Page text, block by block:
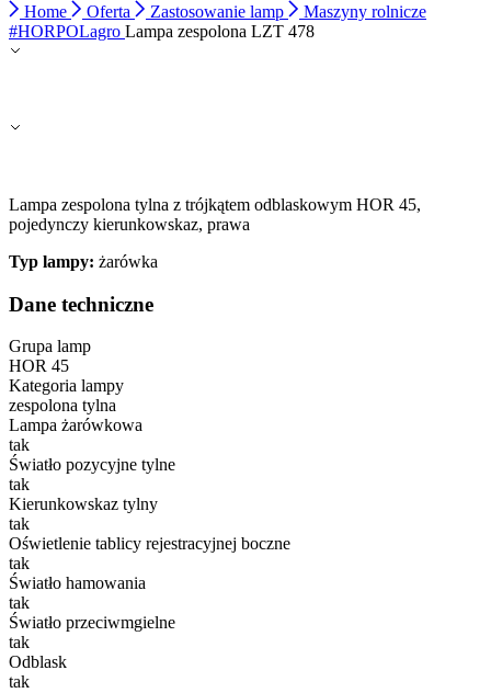
Home
Oferta Zastosowanie lamp
Maszyny rolnicze
#HORPOLagro Lampa zespolona LZT 478
Lampa zespolona tylna z trójkątem odblaskowym HOR 45,
pojedynczy kierunkowskaz, prawa
Typ lampy: żarówka
Dane techniczne
Grupa lamp
HOR 45
Kategoria lampy
zespolona tylna
Lampa żarówkowa
tak
Światło pozycyjne tylne
tak
Kierunkowskaz tylny
tak
Oświetlenie tablicy rejestracyjnej boczne
tak
Światło hamowania
tak
Światło przeciwmgielne
tak
Odblask
tak